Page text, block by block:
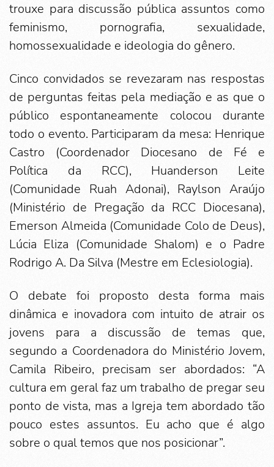
trouxe para discussão pública assuntos como
feminismo, pornografia, sexualidade,
homossexualidade e ideologia do gênero.
Cinco convidados se revezaram nas respostas
de perguntas feitas pela mediação e as que o
público espontaneamente colocou durante
todo o evento. Participaram da mesa: Henrique
Castro (Coordenador Diocesano de Fé e
Política da RCC), Huanderson Leite
(Comunidade Ruah Adonai), Raylson Araújo
(Ministério de Pregação da RCC Diocesana),
Emerson Almeida (Comunidade Colo de Deus),
Lúcia Eliza (Comunidade Shalom) e o Padre
Rodrigo A. Da Silva (Mestre em Eclesiologia).
O debate foi proposto desta forma mais
dinâmica e inovadora com intuito de atrair os
jovens para a discussão de temas que,
segundo a Coordenadora do Ministério Jovem,
Camila Ribeiro, precisam ser abordados: “A
cultura em geral faz um trabalho de pregar seu
ponto de vista, mas a Igreja tem abordado tão
pouco estes assuntos. Eu acho que é algo
sobre o qual temos que nos posicionar”.